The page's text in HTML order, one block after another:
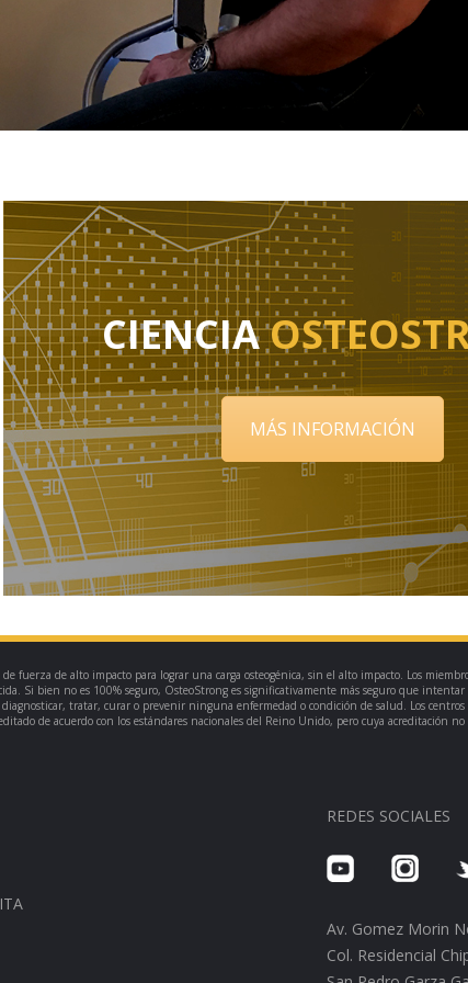
CIENCIA
MÁS INFORMACIÓN
de alto impacto para lograr una carga osteogénica, sin el alto impacto. Los
Si bien no es 100% seguro, OsteoStrong es significativamente más seguro que
tratar, curar o prevenir ninguna enfermedad o condición de salud. Los
de acuerdo con los estándares nacionales del Reino Unido, pero cuya acreditación no
REDES SOCIALES
Av. Gomez Morin
Col. Residencial